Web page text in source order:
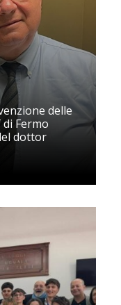
delle
Fermo
dottor